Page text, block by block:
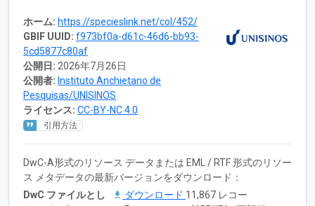
ホーム: https://specieslink.net/col/452/
GBIF UUID: f973bf0a-d61c-46d6-bb93-
5cd5877c80af
公開日: 2026年7月26日
公開者: Instituto Anchietano de
Pesquisas/UNISINOS
ライセンス: CC-BY-NC 4.0
引用方法
DwC-A形式のリソース データまたは EML / RTF 形式のリソー
ス メタデータの最新バージョンをダウンロード：
DwC ファイルとし
ダウンロード 11,867 レコー